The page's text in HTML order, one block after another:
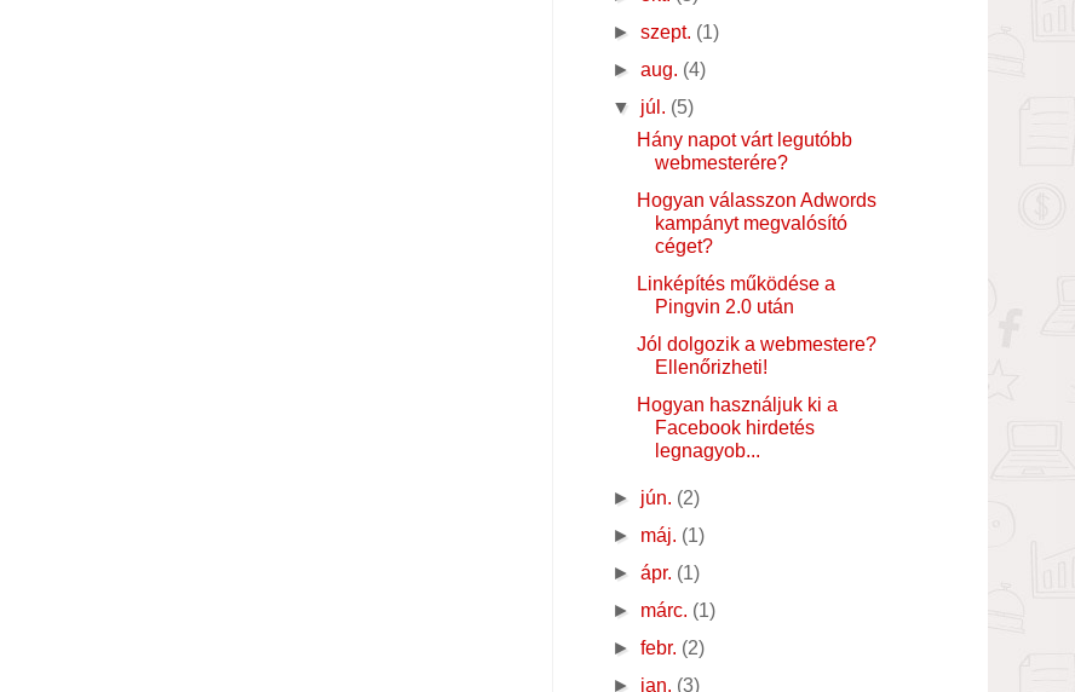
►szept. (1)
►aug. (4)
▼ júl. (5)
Hány napot várt legutóbb
webmesterére?
Hogyan válasszon Adwords
kampányt megvalósító
céget?
Linképítés működése a
Pingvin 2.0 után
Jól dolgozik a webmestere?
Ellenőrizheti!
Hogyan használjuk ki a
Facebook hirdetés
legnagyob...
► jún. (2)
► máj. (1)
►ápr. (1)
► márc. (1)
►febr. (2)
► jan. (3)